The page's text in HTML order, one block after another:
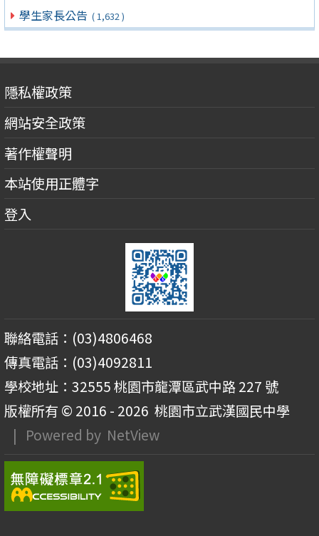
學生家長公告 ( 1,632 )
隱私權政策
網站安全政策
著作權聲明
本站使用正體字
登入
聯絡電話：(03)4806468
傳真電話：(03)4092811
學校地址：32555 桃園市龍潭區武中路 227 號
版權所有 © 2016 - 2026 桃園市立武漢國民中學
| Powered by NetView